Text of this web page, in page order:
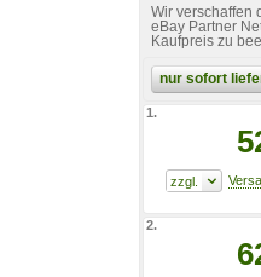
Wir verschaffen
eBay Partner
Kaufpreis zu
nur sofort
1.
2.